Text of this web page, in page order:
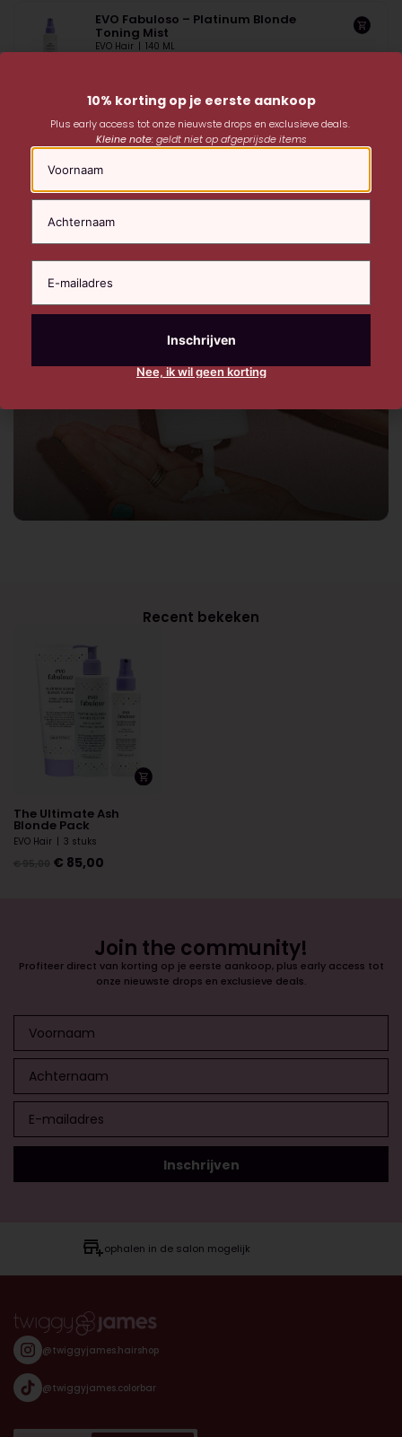
EVO Fabuloso – Platinum Blonde
Toning Mist
EVO Hair | 140 ML
Toning Shampoo
EVO Hair | 250 ML
Recent bekeken
The Ultimate Ash
Blonde Pack
EVO Hair | 3 stuks
€ 85,00
Join the community!
Profiteer direct van korting op je eerste aankoop, plus early access tot
onze nieuwste drops en exclusieve deals.
ophalen in de salon mogelijk
@twiggyjames.hairshop
@twiggyjames.colorbar
10% korting op je eerste aankoop
Plus early access tot onze nieuwste drops en exclusieve deals.
Kleine note:geldt niet op afgeprijsde items
Naam
Nee, ik wil geen korting